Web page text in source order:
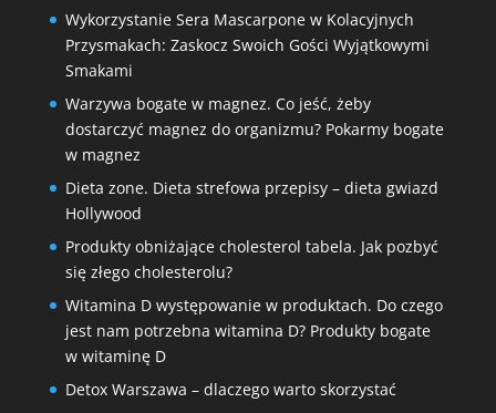
Wykorzystanie Sera Mascarpone w Kolacyjnych
Przysmakach: Zaskocz Swoich Gości Wyjątkowymi
Smakami
Warzywa bogate w magnez. Co jeść, żeby
dostarczyć magnez do organizmu? Pokarmy bogate
w magnez
Dieta zone. Dieta strefowa przepisy – dieta gwiazd
Hollywood
Produkty obniżające cholesterol tabela. Jak pozbyć
się złego cholesterolu?
Witamina D występowanie w produktach. Do czego
jest nam potrzebna witamina D? Produkty bogate
w witaminę D
Detox Warszawa – dlaczego warto skorzystać